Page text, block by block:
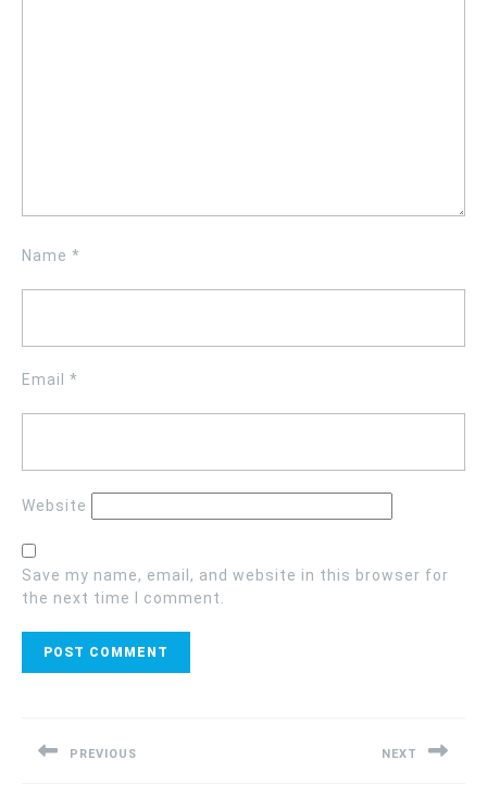
Name *
Email *
Website
Save my name, email, and website in this browser for
the next time I comment.
PREVIOUS NEXT